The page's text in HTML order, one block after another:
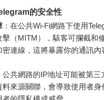
的安全性
：在公共Wi-Fi網路下使用
擊（MITM），駭客可攔截和
密連線，這將暴露你的通訊內
公共網路的IP地址可能被第三
來源關聯，會導致使用者身